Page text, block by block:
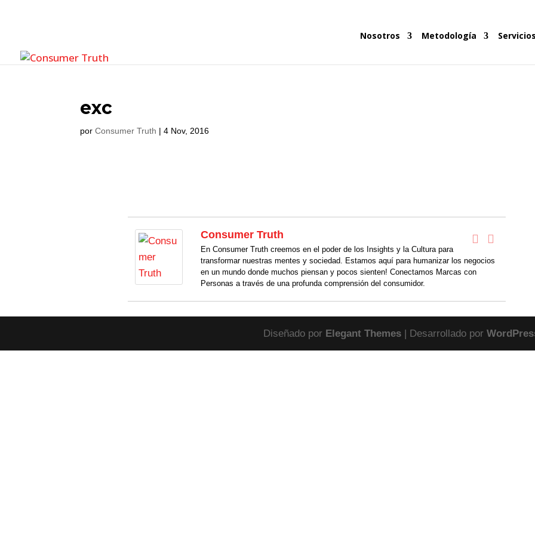
Nosotros Metodología
exc
porConsumer Truth |4 Nov, 2016
Consumer Truth
En Consumer Truth creemos en el poder de los Insights y la Cultura para
transformar nuestras mentes y sociedad. Estamos aquí para humanizar los negocios
en un mundo donde muchos piensan y pocos sienten! Conectamos Marcas con
Personas a través de una profunda comprensión del consumidor.
Diseñado por Elegant Themes | Desarrollado por